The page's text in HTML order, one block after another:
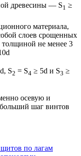
древесины — S1 ≥
материала,
слоев срощенных
не менее 3
S2 = S4 ≥ 5d и S3 ≥
осевую и
шаг винтов
по лагам